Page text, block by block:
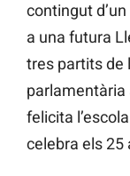
contingut
a una futura
tres partits de
parlamentària
felicita
celebra els 25